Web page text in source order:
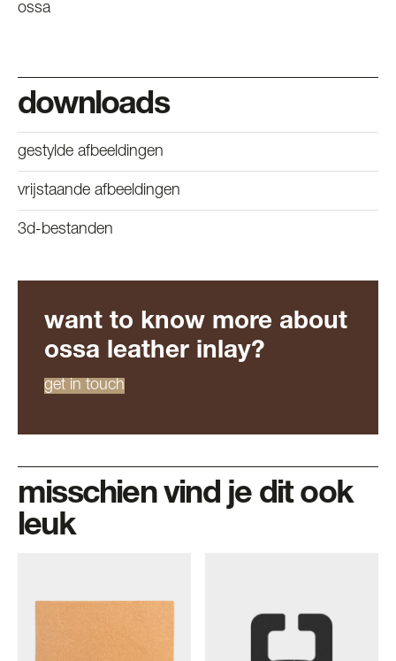
ossa
downloads
gestylde afbeeldingen
vrijstaande afbeeldingen
3d-bestanden
want to know more about
ossa leather inlay?
get in touch
misschien vind je dit ook
leuk